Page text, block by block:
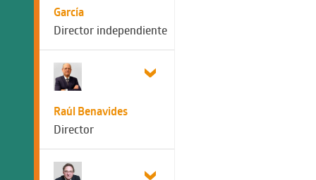
García
Director independiente
Raúl Benavides
Director